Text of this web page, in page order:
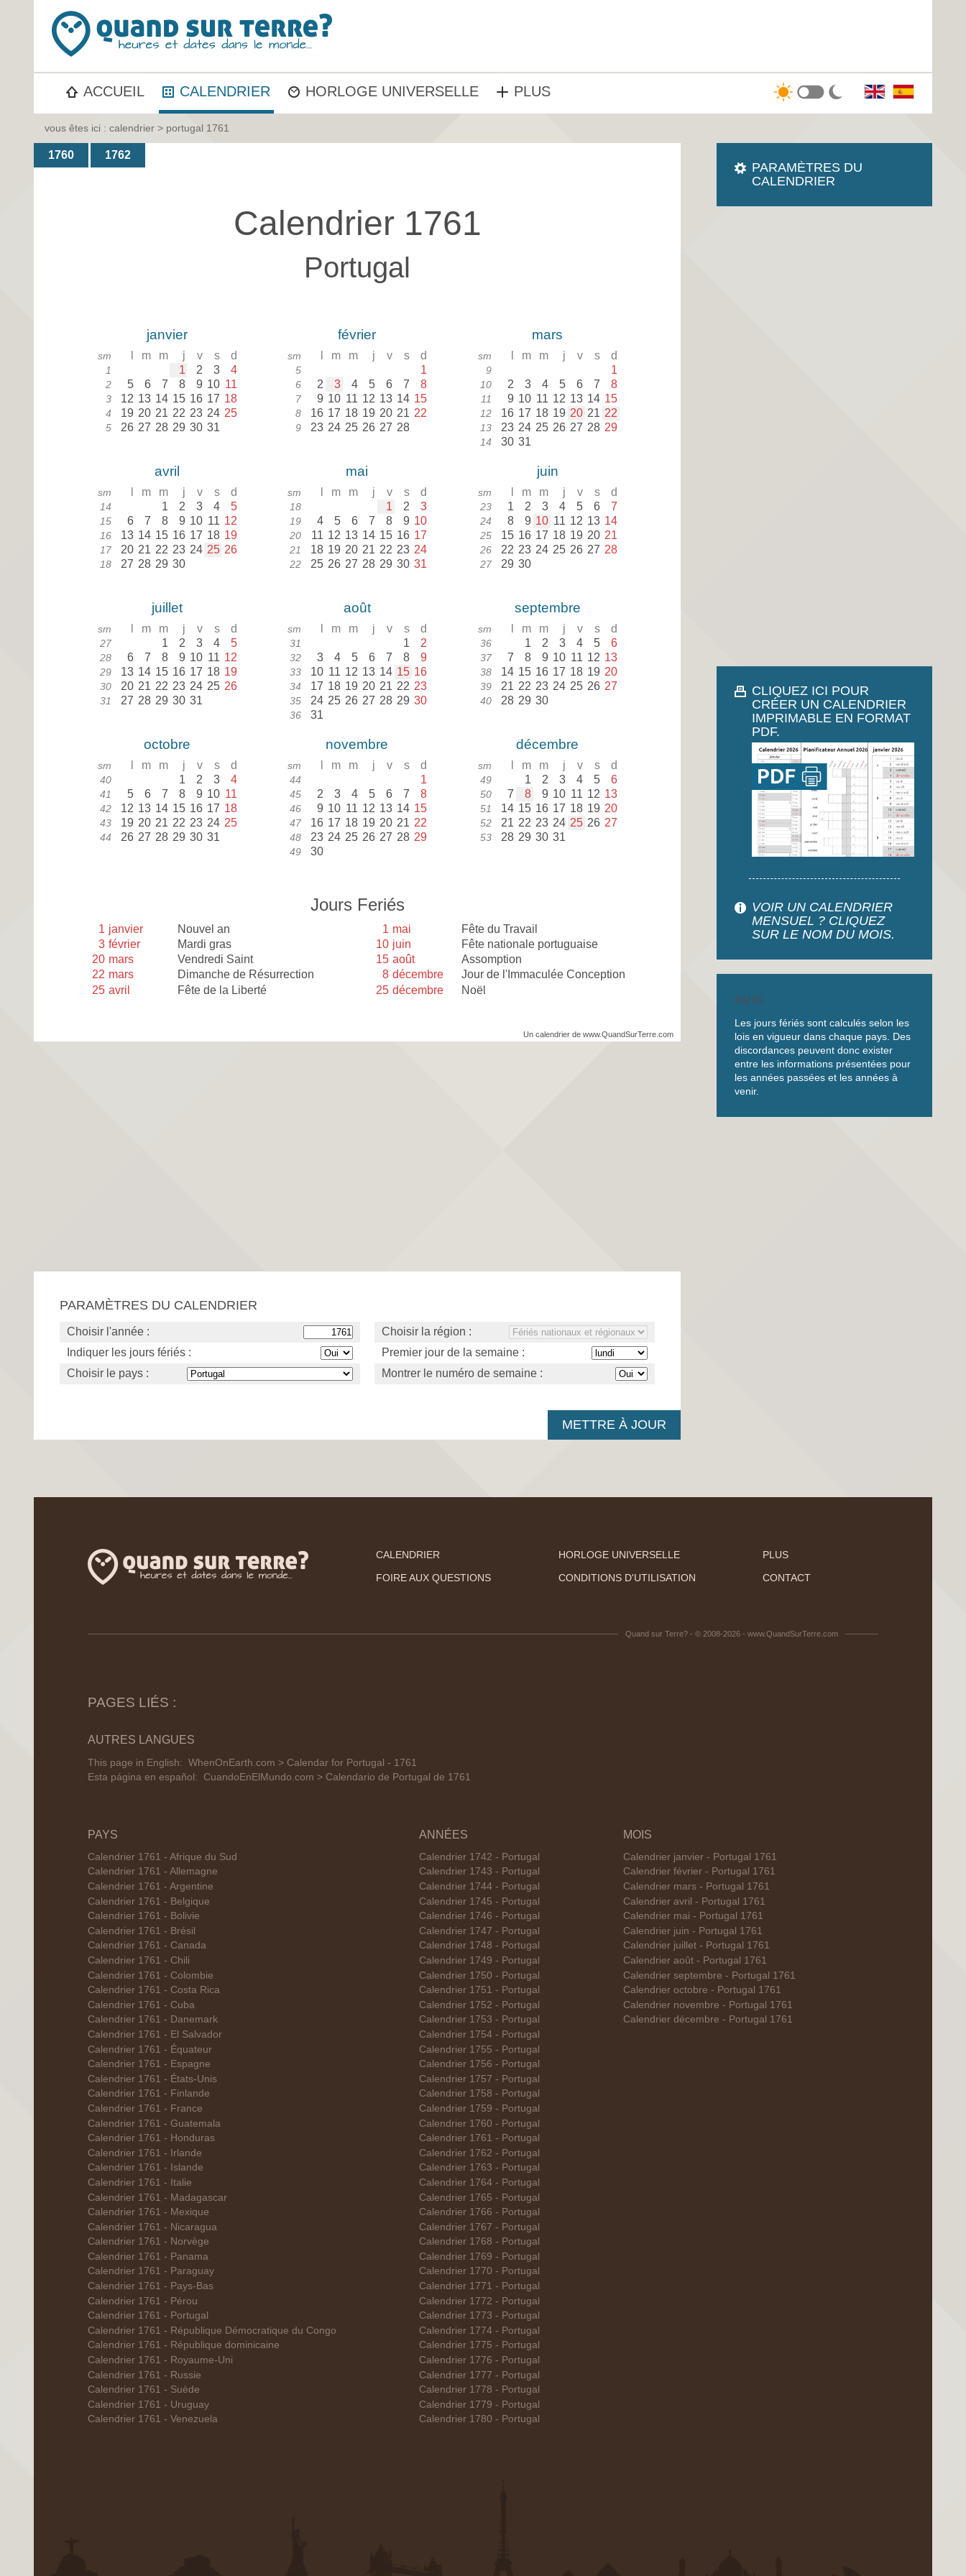
ACCUEIL CALENDRIER HORLOGE UNIVERSELLE PLUS
vous êtes ici : calendrier > portugal 1761
1760 1762
Calendrier 1761
Portugal
janvier
sm m m j v s d
1 1 2 3 4
2 5 6 7 8 9 10 11
3 12 13 14 15 16 17 18
4 19 20 21 22 23 24 25
5 26 27 28 29 30 31
février
sm m m j v s d
5 1
6 2 3 4 5 6 7 8
7 9 10 11 12 13 14 15
8 16 17 18 19 20 21 22
9 23 24 25 26 27 28
mars
sm m m j v s d
9 1
10 2 3 4 5 6 7 8
11 9 10 11 12 13 14 15
12 16 17 18 19 20 21 22
13 23 24 25 26 27 28 29
14 30 31
avril
sm m m j v s d
14 1 2 3 4 5
15 6 7 8 9 10 11 12
16 13 14 15 16 17 18 19
17 20 21 22 23 24 25 26
18 27 28 29 30
mai
sm m m j v s d
18 1 2 3
19 4 5 6 7 8 9 10
20 11 12 13 14 15 16 17
21 18 19 20 21 22 23 24
22 25 26 27 28 29 30 31
juin
sm m m j v s d
23 1 2 3 4 5 6 7
24 8 9 10 11 12 13 14
25 15 16 17 18 19 20 21
26 22 23 24 25 26 27 28
27 29 30
juillet
sm m m j v s d
27 1 2 3 4 5
28 6 7 8 9 10 11 12
29 13 14 15 16 17 18 19
30 20 21 22 23 24 25 26
31 27 28 29 30 31
août
sm m m j v s d
31 1 2
32 3 4 5 6 7 8 9
33 10 11 12 13 14 15 16
34 17 18 19 20 21 22 23
35 24 25 26 27 28 29 30
36 31
septembre
sm m m j v s d
36 1 2 3 4 5 6
37 7 8 9 10 11 12 13
38 14 15 16 17 18 19 20
39 21 22 23 24 25 26 27
40 28 29 30
octobre
sm m m j v s d
40 1 2 3 4
41 5 6 7 8 9 10 11
42 12 13 14 15 16 17 18
43 19 20 21 22 23 24 25
44 26 27 28 29 30 31
novembre
sm m m j v s d
44 1
45 2 3 4 5 6 7 8
46 9 10 11 12 13 14 15
47 16 17 18 19 20 21 22
48 23 24 25 26 27 28 29
49 30
décembre
sm m m j v s d
49 1 2 3 4 5 6
50 7 8 9 10 11 12 13
51 14 15 16 17 18 19 20
52 21 22 23 24 25 26 27
53 28 29 30 31
Jours Feriés
1 janvier
Nouvel an
3 février
Mardi gras
20 mars
Vendredi Saint
22 mars
Dimanche de Résurrection
25 avril Fête de la Liberté
1 mai
Fête du Travail
10 juin
Fête nationale portuguaise
15 août
Assomption
8 décembre
Jour de l'Immaculée Conception
25 décembre Noël
Un calendrier de www.QuandSurTerre.com
PARAMÈTRES DU CALENDRIER
Choisir l'année :
Indiquer les jours fériés :
Choisir le pays :
Choisir la région :
Premier jour de la semaine :
Montrer le numéro de semaine :
PARAMÈTRES DU
CALENDRIER
CLIQUEZ ICI POUR
CRÉER UN CALENDRIER
IMPRIMABLE EN FORMAT
PDF.
VOIR UN CALENDRIER
MENSUEL ? CLIQUEZ
SUR LE NOM DU MOIS.
AVIS
Les jours fériés sont calculés selon les
lois en vigueur dans chaque pays. Des
discordances peuvent donc exister
entre les informations présentées pour
les années passées et les années à
venir.
CALENDRIER HORLOGE UNIVERSELLE
PLUS
FOIRE AUX QUESTIONS
CONDITIONS D'UTILISATION CONTACT
Quand sur Terre? - © 2008-2026 - www.QuandSurTerre.com
PAGES LIÉS :
AUTRES LANGUES
This page in English: WhenOnEarth.com > Calendar for Portugal - 1761
Esta página en español: CuandoEnElMundo.com > Calendario de Portugal de 1761
PAYS
Calendrier 1761 - Afrique du Sud
Calendrier 1761 - Allemagne
Calendrier 1761 - Argentine
Calendrier 1761 - Belgique
Calendrier 1761 - Bolivie
Calendrier 1761 - Brésil
Calendrier 1761 - Canada
Calendrier 1761 - Chili
Calendrier 1761 - Colombie
Calendrier 1761 - Costa Rica
Calendrier 1761 - Cuba
Calendrier 1761 - Danemark
Calendrier 1761 - El Salvador
Calendrier 1761 - Équateur
Calendrier 1761 - Espagne
Calendrier 1761 - États-Unis
Calendrier 1761 - Finlande
Calendrier 1761 - France
Calendrier 1761 - Guatemala
Calendrier 1761 - Honduras
Calendrier 1761 - Irlande
Calendrier 1761 - Islande
Calendrier 1761 - Italie
Calendrier 1761 - Madagascar
Calendrier 1761 - Mexique
Calendrier 1761 - Nicaragua
Calendrier 1761 - Norvège
Calendrier 1761 - Panama
Calendrier 1761 - Paraguay
Calendrier 1761 - Pays-Bas
Calendrier 1761 - Pérou
Calendrier 1761 - Portugal
Calendrier 1761 - République Démocratique du Congo
Calendrier 1761 - République dominicaine
Calendrier 1761 - Royaume-Uni
Calendrier 1761 - Russie
Calendrier 1761 - Suède
Calendrier 1761 - Uruguay
Calendrier 1761 - Venezuela
ANNÉES
Calendrier 1742 - Portugal
Calendrier 1743 - Portugal
Calendrier 1744 - Portugal
Calendrier 1745 - Portugal
Calendrier 1746 - Portugal
Calendrier 1747 - Portugal
Calendrier 1748 - Portugal
Calendrier 1749 - Portugal
Calendrier 1750 - Portugal
Calendrier 1751 - Portugal
Calendrier 1752 - Portugal
Calendrier 1753 - Portugal
Calendrier 1754 - Portugal
Calendrier 1755 - Portugal
Calendrier 1756 - Portugal
Calendrier 1757 - Portugal
Calendrier 1758 - Portugal
Calendrier 1759 - Portugal
Calendrier 1760 - Portugal
Calendrier 1761 - Portugal
Calendrier 1762 - Portugal
Calendrier 1763 - Portugal
Calendrier 1764 - Portugal
Calendrier 1765 - Portugal
Calendrier 1766 - Portugal
Calendrier 1767 - Portugal
Calendrier 1768 - Portugal
Calendrier 1769 - Portugal
Calendrier 1770 - Portugal
Calendrier 1771 - Portugal
Calendrier 1772 - Portugal
Calendrier 1773 - Portugal
Calendrier 1774 - Portugal
Calendrier 1775 - Portugal
Calendrier 1776 - Portugal
Calendrier 1777 - Portugal
Calendrier 1778 - Portugal
Calendrier 1779 - Portugal
Calendrier 1780 - Portugal
MOIS
Calendrier janvier - Portugal 1761
Calendrier février - Portugal 1761
Calendrier mars - Portugal 1761
Calendrier avril - Portugal 1761
Calendrier mai - Portugal 1761
Calendrier juin - Portugal 1761
Calendrier juillet - Portugal 1761
Calendrier août - Portugal 1761
Calendrier septembre - Portugal 1761
Calendrier octobre - Portugal 1761
Calendrier novembre - Portugal 1761
Calendrier décembre - Portugal 1761